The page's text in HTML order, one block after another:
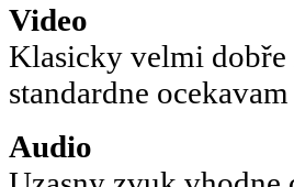
Video
Klasicky velmi dobře
standardne
Audio